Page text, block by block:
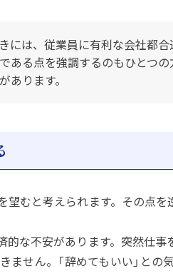
には、従業員に有利な会社都
ある点を強調するのもひとつ
あります。
むと考えられます。その点
な不安があります。突然仕
せん。「辞めてもいい」と